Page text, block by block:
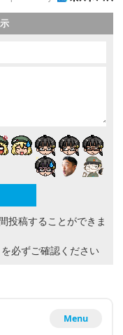
投稿することができま
を必ずご確認ください
Menu